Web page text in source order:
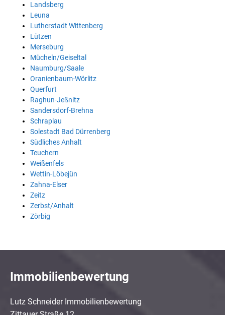
Landsberg
Leuna
Lutherstadt Wittenberg
Lützen
Merseburg
Mücheln/Geiseltal
Naumburg/Saale
Oranienbaum-Wörlitz
Querfurt
Raghun-Jeßnitz
Sandersdorf-Brehna
Schraplau
Solestadt Bad Dürrenberg
Südliches Anhalt
Teuchern
Weißenfels
Wettin-Löbejün
Zahna-Elser
Zeitz
Zerbst/Anhalt
Zörbig
Immobilienbewertung
Lutz Schneider Immobilienbewertung